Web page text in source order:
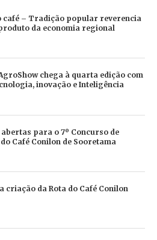
café – Tradição popular reverencia
da economia regional
chega à quarta edição com
inovação e Inteligência
para o 7º Concurso de
Café Conilon de Sooretama
criação da Rota do Café Conilon